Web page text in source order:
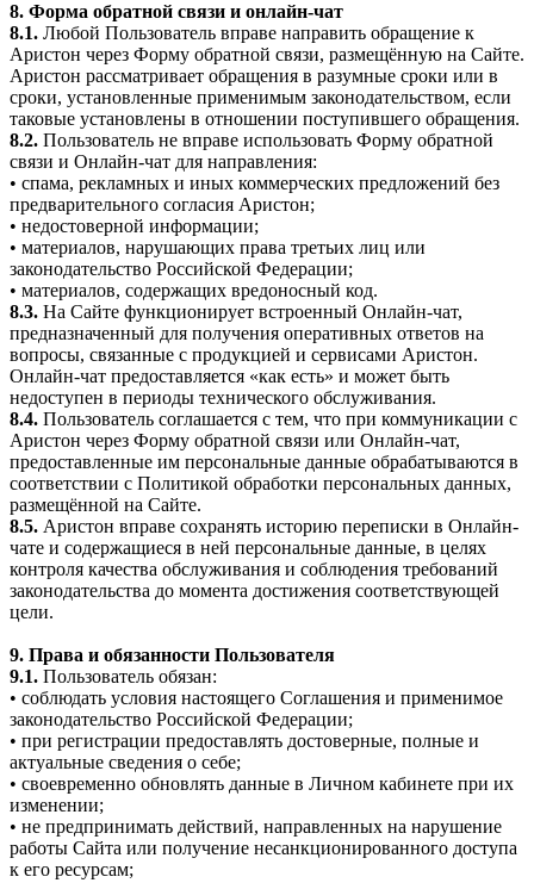
8. Форма обратной связи и онлайн-чат
8.1. Любой Пользователь вправе направить обращение к
Аристон через Форму обратной связи, размещённую на Сайте.
Аристон рассматривает обращения в разумные сроки или в
сроки, установленные применимым законодательством, если
таковые установлены в отношении поступившего обращения.
8.2. Пользователь не вправе использовать Форму обратной
связи и Онлайн-чат для направления:
• спама, рекламных и иных коммерческих предложений без
предварительного согласия Аристон;
• недостоверной информации;
• материалов, нарушающих права третьих лиц или
законодательство Российской Федерации;
• материалов, содержащих вредоносный код.
8.3. На Сайте функционирует встроенный Онлайн-чат,
предназначенный для получения оперативных ответов на
вопросы, связанные с продукцией и сервисами Аристон.
Онлайн-чат предоставляется «как есть» и может быть
недоступен в периоды технического обслуживания.
8.4. Пользователь соглашается с тем, что при коммуникации с
Аристон через Форму обратной связи или Онлайн-чат,
предоставленные им персональные данные обрабатываются в
соответствии с Политикой обработки персональных данных,
размещённой на Сайте.
8.5. Аристон вправе сохранять историю переписки в Онлайн-
чате и содержащиеся в ней персональные данные, в целях
контроля качества обслуживания и соблюдения требований
законодательства до момента достижения соответствующей
цели.
9. Права и обязанности Пользователя
9.1. Пользователь обязан:
• соблюдать условия настоящего Соглашения и применимое
законодательство Российской Федерации;
• при регистрации предоставлять достоверные, полные и
актуальные сведения о себе;
• своевременно обновлять данные в Личном кабинете при их
изменении;
• не предпринимать действий, направленных на нарушение
работы Сайта или получение несанкционированного доступа
к его ресурсам;